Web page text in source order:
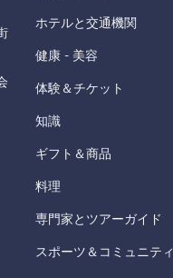
ホテルと交通機関
健康 - 美容
体験＆チケット
知識
ギフト＆商品
料理
専門家とツアーガイド
スポーツ＆コミュニティ